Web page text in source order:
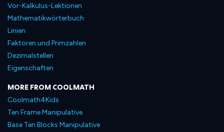
Vor-Kalkulus-Lektionen
Mathematikwörterbuch
Linien
Faktoren und Primzahlen
Dezimalstellen
Eigenschaften
MORE FROM COOLMATH
Coolmath4Kids
Ten Frame Manipulative
Base Ten Blocks Manipulative